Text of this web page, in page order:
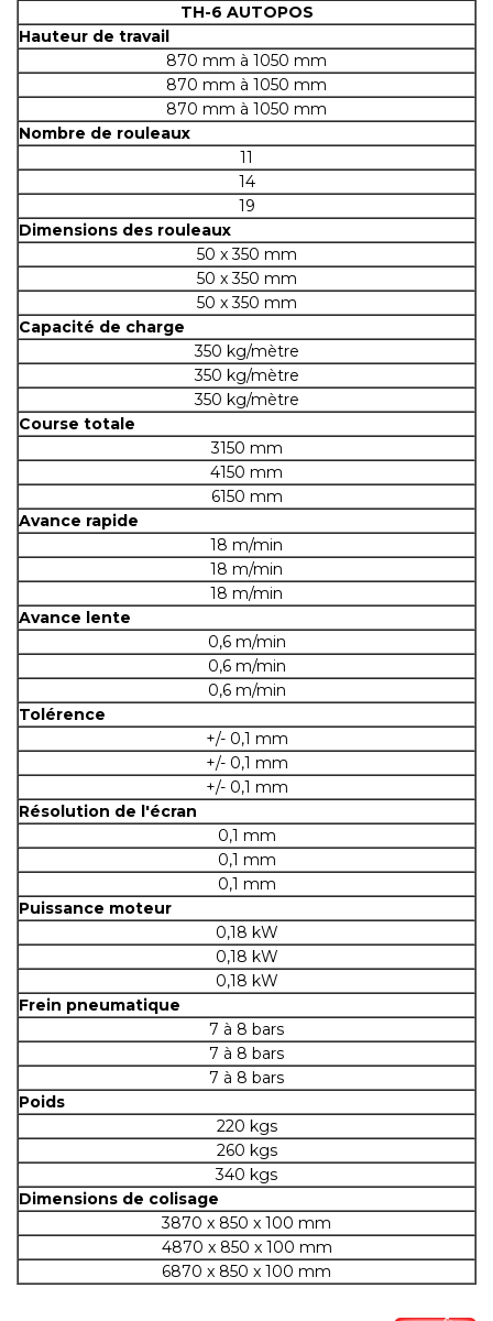
TH-6 AUTOPOS
Hauteur de travail
870 mm à 1050 mm
870 mm à 1050 mm
870 mm à 1050 mm
Nombre de rouleaux
11
14
19
Dimensions des rouleaux
50 x 350 mm
50 x 350 mm
50 x 350 mm
Capacité de charge
350 kg/mètre
350 kg/mètre
350 kg/mètre
Course totale
3150 mm
4150 mm
6150 mm
Avance rapide
18 m/min
18 m/min
18 m/min
Avance lente
0,6 m/min
0,6 m/min
0,6 m/min
Tolérence
+/- 0,1 mm
+/- 0,1 mm
+/- 0,1 mm
Résolution de l'écran
0,1 mm
0,1 mm
0,1 mm
Puissance moteur
0,18 kW
0,18 kW
0,18 kW
Frein pneumatique
7 à 8 bars
7 à 8 bars
7 à 8 bars
Poids
220 kgs
260 kgs
340 kgs
Dimensions de colisage
3870 x 850 x 100 mm
4870 x 850 x 100 mm
6870 x 850 x 100 mm